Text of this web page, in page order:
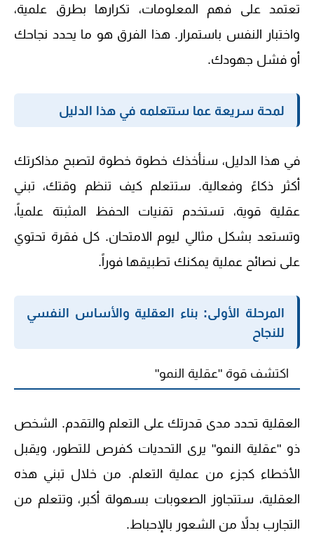
تعتمد على فهم المعلومات، تكرارها بطرق علمية،
واختبار النفس باستمرار. هذا الفرق هو ما يحدد نجاحك
أو فشل جهودك.
لمحة سريعة عما ستتعلمه في هذا الدليل
في هذا الدليل، سنأخذك خطوة خطوة لتصبح مذاكرتك
أكثر ذكاءً وفعالية. ستتعلم كيف تنظم وقتك، تبني
عقلية قوية، تستخدم تقنيات الحفظ المثبتة علمياً،
وتستعد بشكل مثالي ليوم الامتحان. كل فقرة تحتوي
على نصائح عملية يمكنك تطبيقها فوراً.
المرحلة الأولى: بناء العقلية والأساس النفسي
للنجاح
اكتشف قوة "عقلية النمو"
العقلية تحدد مدى قدرتك على التعلم والتقدم. الشخص
ذو "عقلية النمو" يرى التحديات كفرص للتطور، ويقبل
الأخطاء كجزء من عملية التعلم. من خلال تبني هذه
العقلية، ستتجاوز الصعوبات بسهولة أكبر، وتتعلم من
التجارب بدلاً من الشعور بالإحباط.